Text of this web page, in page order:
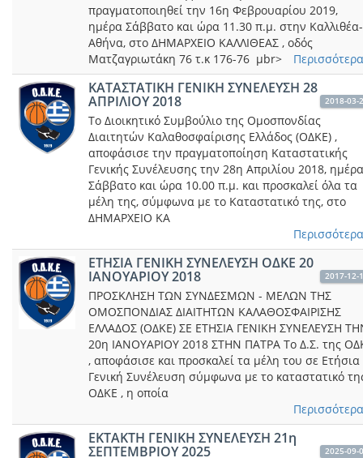
πραγματοποιηθεί την 16η Φεβρουαρίου 2019,
ημέρα Σάββατο και ώρα 11.30 π.μ. στην Καλλιθέα-
Αθήνα, στο ΔΗΜΑΡΧΕΙΟ ΚΑΛΛΙΘΕΑΣ , οδός
Ματζαγριωτάκη 76 τ.κ 176-76 μbr>
ΚΑΤΑΣΤΑΤΙΚΗ ΓΕΝΙΚΗ ΣΥΝΕΛΕΥΣΗ 28
ΑΠΡΙΛΙΟΥ 2018 2018-03-
Το Διοικητικό Συμβούλιο της Ομοσπονδίας
Διαιτητών Καλαθοσφαίρισης Ελλάδος (ΟΔΚΕ) ,
αποφάσισε την πραγματοποίηση Καταστατικής
Γενικής Συνέλευσης την 28η Απριλίου 2018,
Σάββατο και ώρα 10.00 π.μ. και προσκαλεί όλα τα
μέλη της, σύμφωνα με το Καταστατικό της, στο
ΔΗΜΑΡΧΕΙΟ ΚΑ
ΕΤΗΣΙΑ ΓΕΝΙΚΗ ΣΥΝΕΛΕΥΣΗ ΟΔΚΕ 20
ΙΑΝΟΥΑΡΙΟΥ 2018 2017-12-
ΠΡΟΣΚΛΗΣΗ ΤΩΝ ΣΥΝΔΕΣΜΩΝ - ΜΕΛΩΝ ΤΗΣ
ΟΜΟΣΠΟΝΔΙΑΣ ΔΙΑΙΤΗΤΩΝ ΚΑΛΑΘΟΣΦΑΙΡΙΣΗΣ
ΕΛΛΑΔΟΣ (ΟΔΚΕ) ΣΕ ΕΤΗΣΙΑ ΓΕΝΙΚΗ ΣΥΝΕΛΕΥΣΗ
20η ΙΑΝΟΥΑΡΙΟΥ 2018 ΣΤΗΝ ΠΑΤΡΑ Το Δ.Σ. της
, αποφάσισε και προσκαλεί τα μέλη του σε Ετήσια
Γενική Συνέλευση σύμφωνα με το καταστατικό
ΟΔΚΕ , η οποία
ΕKTAKTH ΓΕΝΙΚΗ ΣΥΝΕΛΕΥΣΗ 21η
ΣΕΠΤΕΜΒΡΙΟΥ 2025 2025-09-